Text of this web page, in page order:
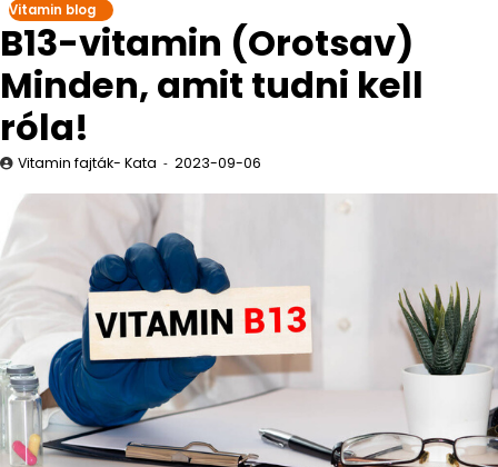
Vitamin blog
B13-vitamin (Orotsav)
Minden, amit tudni kell
róla!
Vitamin fajták- Kata 2023-09-06